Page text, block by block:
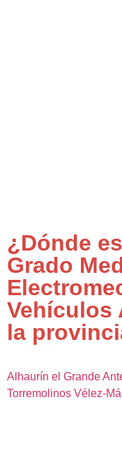
¿Dónde
Grado
Vehículos
la
Alhaurín el Grande
Torremolinos Vélez-